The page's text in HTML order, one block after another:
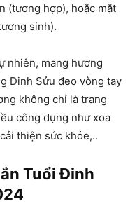
(tương hợp), hoặc mặt
sinh).
nhiên, mang hương
Đinh Sửu đeo vòng tay
không chỉ là trang
công dụng như xoa
thiện sức khỏe,..
Tuổi Đinh